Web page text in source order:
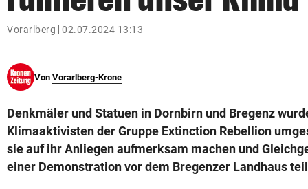
eingeben
© Krone Multimedia GmbH & Co KG 2026
Vorarlberg 02.07.2024 13:13
Von Vorarlberg-Krone
Denkmäler und Statuen in Dornbirn und Bregenz
Klimaaktivisten der Gruppe Extinction Rebellion
sie auf ihr Anliegen aufmerksam machen und
einer Demonstration vor dem Bregenzer Landhaus